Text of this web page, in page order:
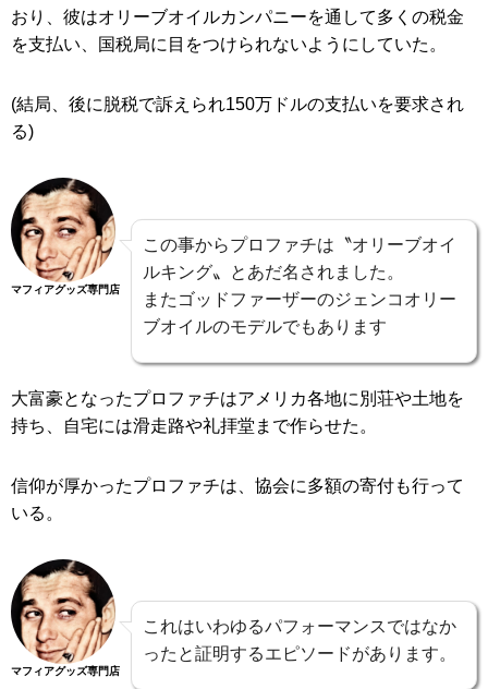
おり、彼はオリーブオイルカンパニーを通して多くの税金
を支払い、国税局に目をつけられないようにしていた。
(結局、後に脱税で訴えられ150万ドルの支払いを要求され
る)
マフィアグッズ専門店
この事からプロファチは〝オリーブオイ
ルキング〟とあだ名されました。
またゴッドファーザーのジェンコオリー
ブオイルのモデルでもあります
大富豪となったプロファチはアメリカ各地に別荘や土地を
持ち、自宅には滑走路や礼拝堂まで作らせた。
信仰が厚かったプロファチは、協会に多額の寄付も行って
いる。
マフィアグッズ専門店
これはいわゆるパフォーマンスではなか
ったと証明するエピソードがあります。